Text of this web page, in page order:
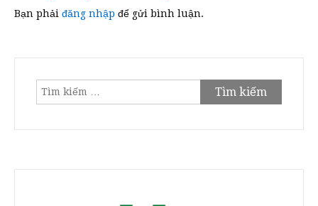
Bạn phải đăng nhập để gửi bình luận.
Tìm